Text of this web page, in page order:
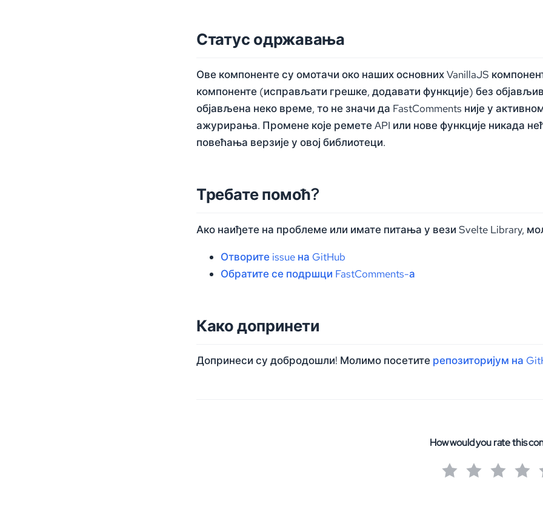
Статус одржавања
Ове компоненте су омотачи око наших основних VanillaJS
компоненте (исправљати грешке, додавати функције) без
објављена неко време, то не значи да FastComments није у
ажурирања. Промене које ремете API или нове функције никада
повећања верзије у овој библиотеци.
Требате помоћ?
Ако наиђете на проблеме или имате питања у вези Svelte Library,
Отворите issue на GitHub
Обратите се подршци FastComments-а
Како допринети
Допринеси су добродошли! Молимо посетите репозиторијум на
How would you rate this